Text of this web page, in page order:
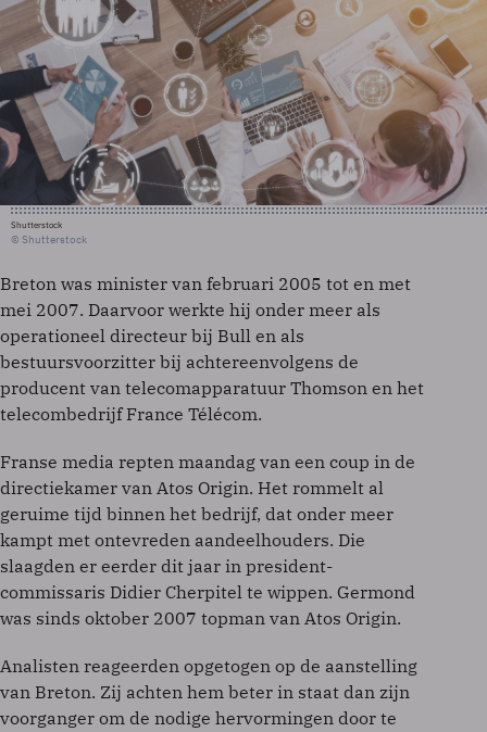
Shutterstock
© Shutterstock
Breton was minister van februari 2005 tot en met
mei 2007. Daarvoor werkte hij onder meer als
operationeel directeur bij Bull en als
bestuursvoorzitter bij achtereenvolgens de
producent van telecomapparatuur Thomson en het
telecombedrijf France Télécom.
Franse media repten maandag van een coup in de
directiekamer van Atos Origin. Het rommelt al
geruime tijd binnen het bedrijf, dat onder meer
kampt met ontevreden aandeelhouders. Die
slaagden er eerder dit jaar in president-
commissaris Didier Cherpitel te wippen. Germond
was sinds oktober 2007 topman van Atos Origin.
Analisten reageerden opgetogen op de aanstelling
van Breton. Zij achten hem beter in staat dan zijn
voorganger om de nodige hervormingen door te